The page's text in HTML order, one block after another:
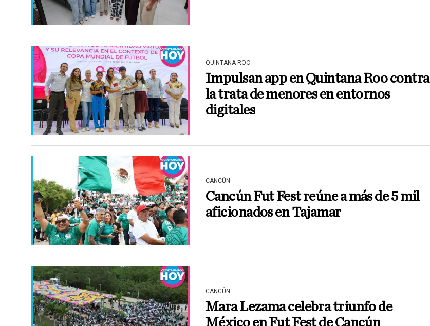
QUINTANA ROO
Impulsan app en Quintana Roo contra
la trata de menores en entornos
digitales
CANCÚN
Cancún Fut Fest reúne a más de 5 mil
aficionados en Tajamar
CANCÚN
Mara Lezama celebra triunfo de